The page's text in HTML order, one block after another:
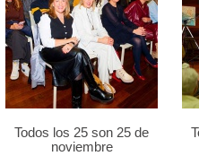
Todos los 25 son 25 de
noviembre